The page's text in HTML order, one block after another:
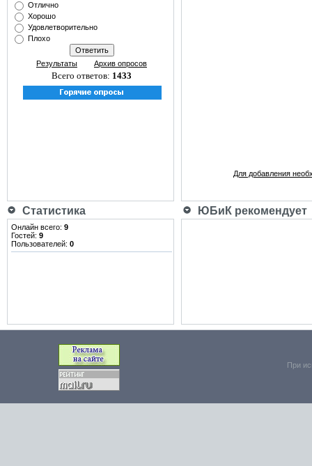
Отлично
Хорошо
Удовлетворительно
Плохо
Результаты Архив опросов
Всего ответов: 1433
Для добавления
Статистика ЮБиК рекомендует
Онлайн всего: 9
Гостей: 9
Пользователей: 0
При